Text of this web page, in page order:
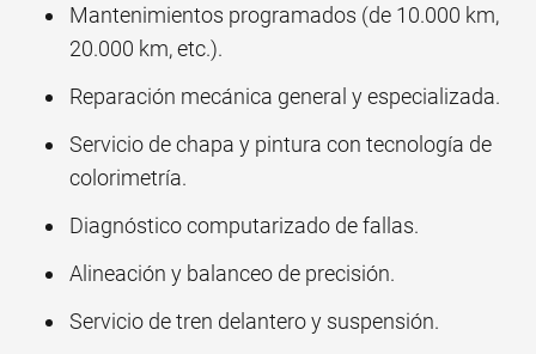
Mantenimientos programados (de 10.000 km,
20.000 km, etc.).
Reparación mecánica general y especializada.
Servicio de chapa y pintura con tecnología de
colorimetría.
Diagnóstico computarizado de fallas.
Alineación y balanceo de precisión.
Servicio de tren delantero y suspensión.